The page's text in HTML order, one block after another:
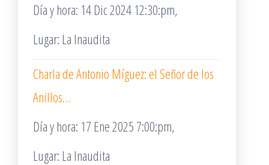
Día y hora: 14 Dic 2024 12:30:pm,
Lugar: La Inaudita
Charla de Antonio Míguez: el Señor de los
Anillos…
Día y hora: 17 Ene 2025 7:00:pm,
Lugar: La Inaudita